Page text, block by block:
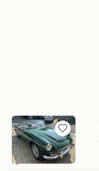
Bewaren
in
Mijn
Favorieten
Paul Mol
Apeldoorn